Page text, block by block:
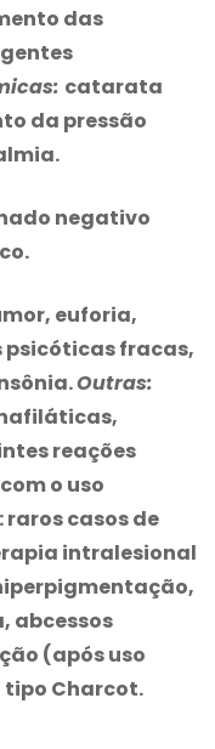
das
catarata
da pressão
negativo
euforia,
psicóticas fracas,
Outras:
reações
o uso
casos de
intralesional
abcessos
(após uso
Charcot.